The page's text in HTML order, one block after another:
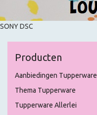
SONY DSC
Producten
Aanbiedingen Tupperware
Thema Tupperware
Tupperware Allerlei